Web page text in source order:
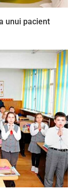
unui pacient